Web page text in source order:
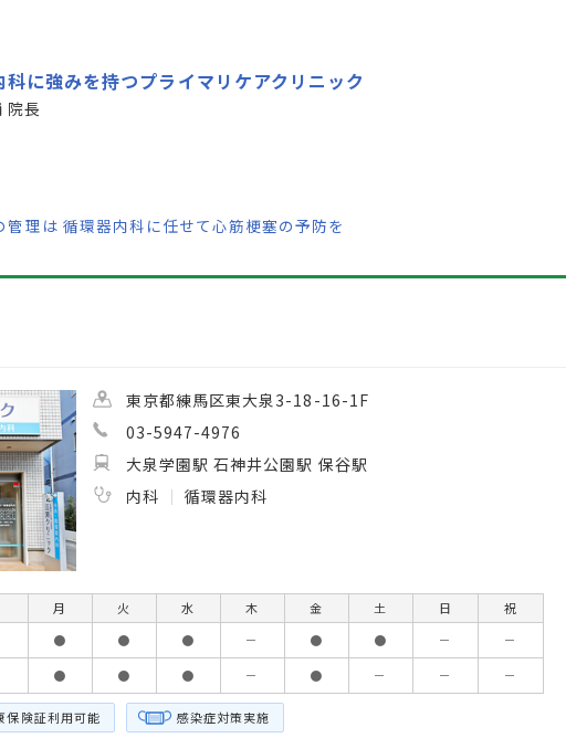
科に強みを持つプライマリケアクリニック
院長
理は 循環器内科に任せて心筋梗塞の予防を
東京都練馬区東大泉3-18-16-1F
03-5947-4976
大泉学園駅 石神井公園駅 保谷駅
内科
循環器内科
月 火 水 木 金 土 日
祝
● ● ● － ● ● －
－
● ● ● － ● － － －
保険証利用可能 感染症対策実施